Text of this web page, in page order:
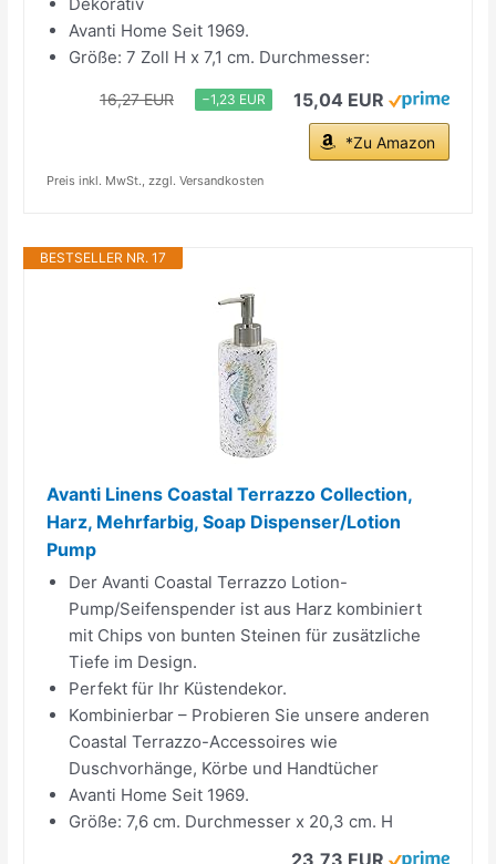
Avanti Home Seit 1969.
Größe: 7 Zoll H x 7,1 cm. Durchmesser:
16,27 EUR −1,23 EUR 15,04 EUR
*Zu Amazon
Preis inkl. MwSt., zzgl. Versandkosten
BESTSELLER NR. 17
Avanti Linens Coastal Terrazzo Collection,
Harz, Mehrfarbig, Soap Dispenser/Lotion
Pump
Der Avanti Coastal Terrazzo Lotion-
Pump/Seifenspender ist aus Harz kombiniert
mit Chips von bunten Steinen für zusätzliche
Tiefe im Design.
Perfekt für Ihr Küstendekor.
Kombinierbar – Probieren Sie unsere anderen
Coastal Terrazzo-Accessoires wie
Duschvorhänge, Körbe und Handtücher
Avanti Home Seit 1969.
Größe: 7,6 cm. Durchmesser x 20,3 cm. H
23,73 EUR